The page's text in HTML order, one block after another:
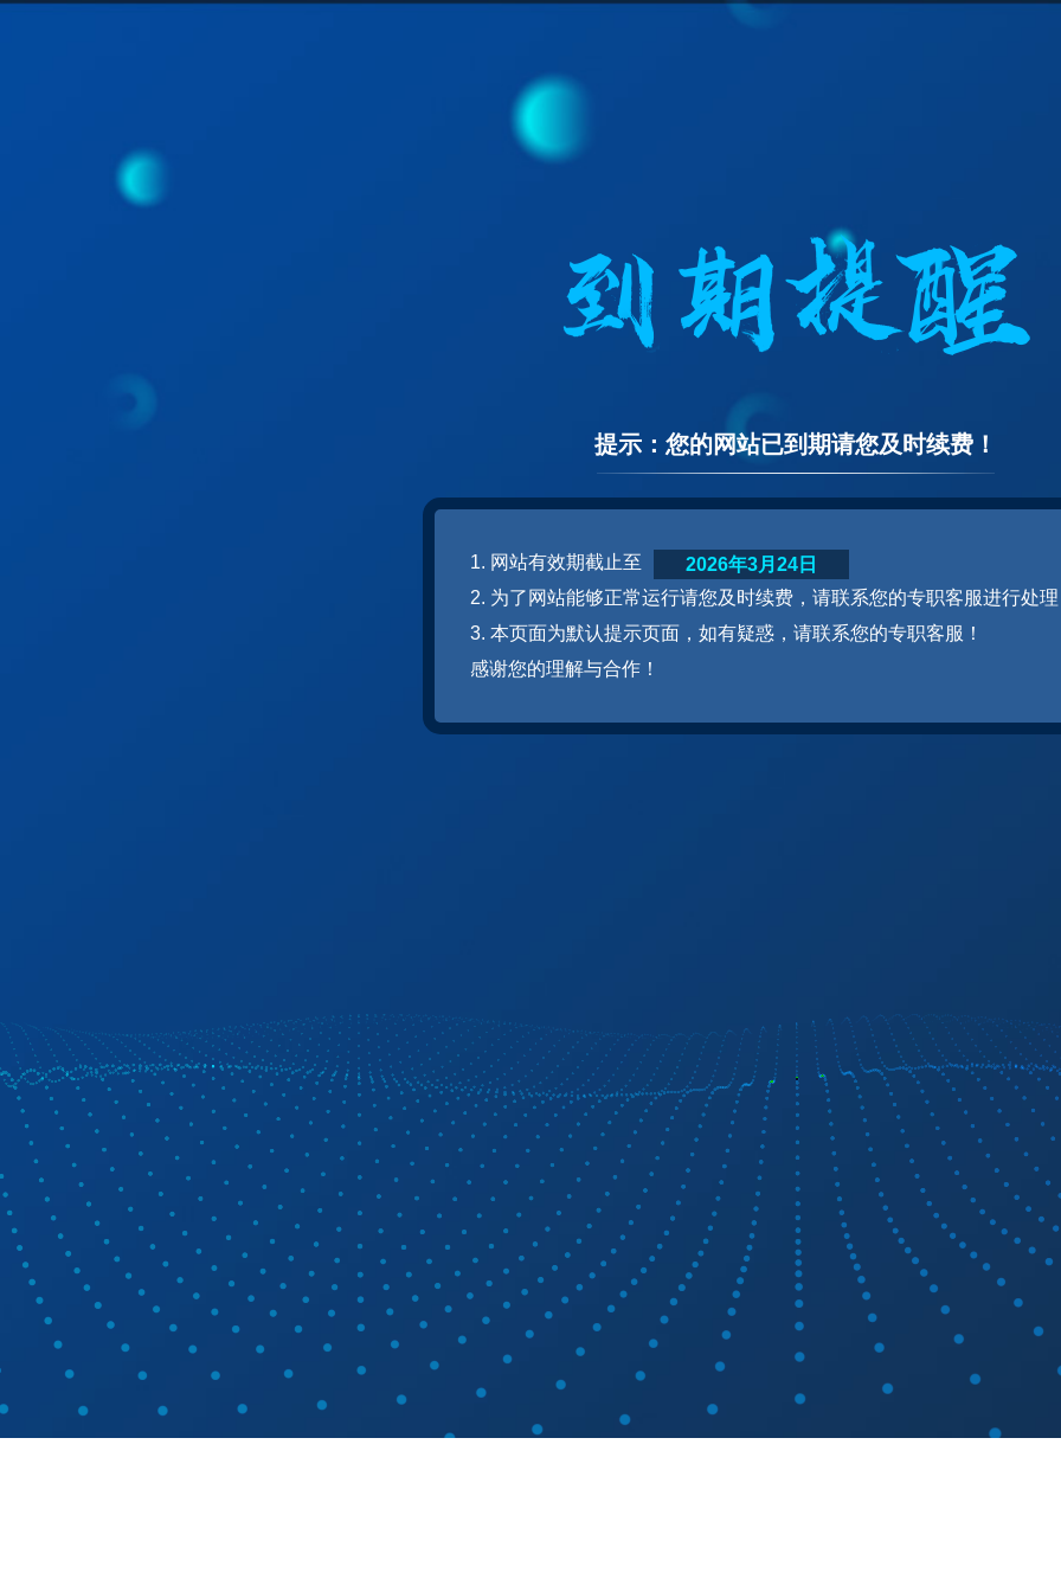
提示：您的网站已到期请您及时续费！
1. 网站有效期截止至
2. 为了网站能够正常运行请您及时续费，请联系您的专职客服进行处
3. 本页面为默认提示页面，如有疑惑，请联系您的专职客服！
感谢您的理解与合作！
2026年3月24日